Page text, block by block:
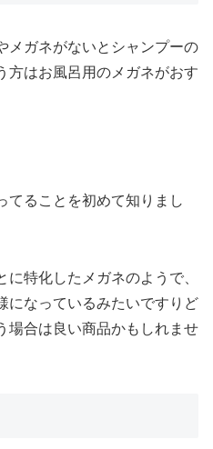
メガネがないとシャンプーの
方はお風呂用のメガネがおす
てることを初めて知りまし
特化したメガネのようで、
になっているみたいですりど
場合は良い商品かもしれませ